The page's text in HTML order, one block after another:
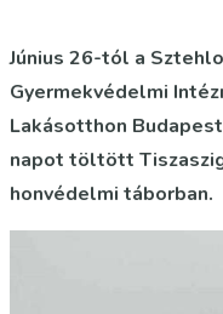
Június 26-tól a
Gyermekvédelmi
Lakásotthon
napot töltött
honvédelmi táborban.